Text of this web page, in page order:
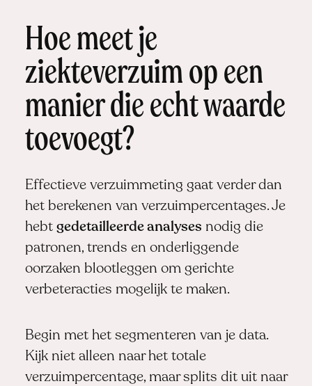
Hoe meet je
ziekteverzuim op een
manier die echt waarde
toevoegt?
Effectieve verzuimmeting gaat verder dan
het berekenen van verzuimpercentages. Je
hebt gedetailleerde analyses nodig die
patronen, trends en onderliggende
oorzaken blootleggen om gerichte
verbeteracties mogelijk te maken.
Begin met het segmenteren van je data.
Kijk niet alleen naar het totale
verzuimpercentage, maar splits dit uit naar